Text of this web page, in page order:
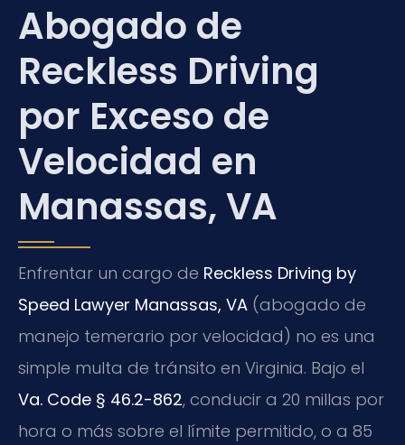
Abogado de
Reckless Driving
por Exceso de
Velocidad en
Manassas, VA
Enfrentar un cargo de Reckless Driving by
Speed Lawyer Manassas, VA (abogado de
manejo temerario por velocidad) no es una
simple multa de tránsito en Virginia. Bajo el
Va. Code § 46.2-862, conducir a 20 millas por
hora o más sobre el límite permitido, o a 85